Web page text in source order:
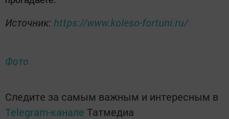
Источник: https://www.koleso-fortuni.ru/
Фото
Следите за самым важным и интересным в
Telegram-канале Татмедиа